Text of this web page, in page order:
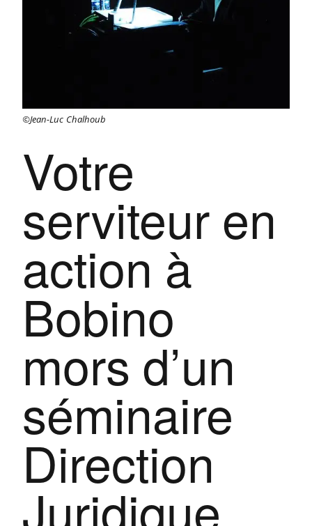
©Jean-Luc Chalhoub
Votre
serviteur en
action à
Bobino
mors d’un
séminaire
Direction
Juridique